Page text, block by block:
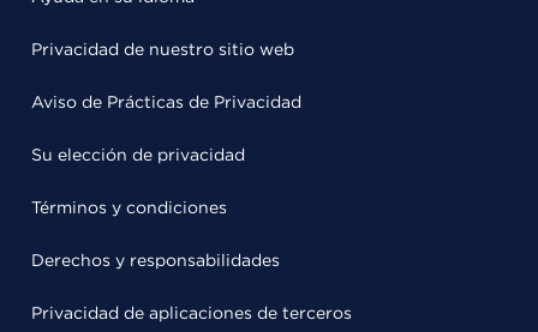
Privacidad de nuestro sitio web
Aviso de Prácticas de Privacidad
Su elección de privacidad
Términos y condiciones
Derechos y responsabilidades
Privacidad de aplicaciones de terceros